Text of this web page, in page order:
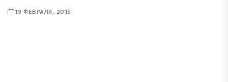
19 ФЕВРАЛЯ, 2015